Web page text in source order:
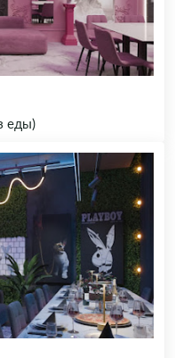
еды)